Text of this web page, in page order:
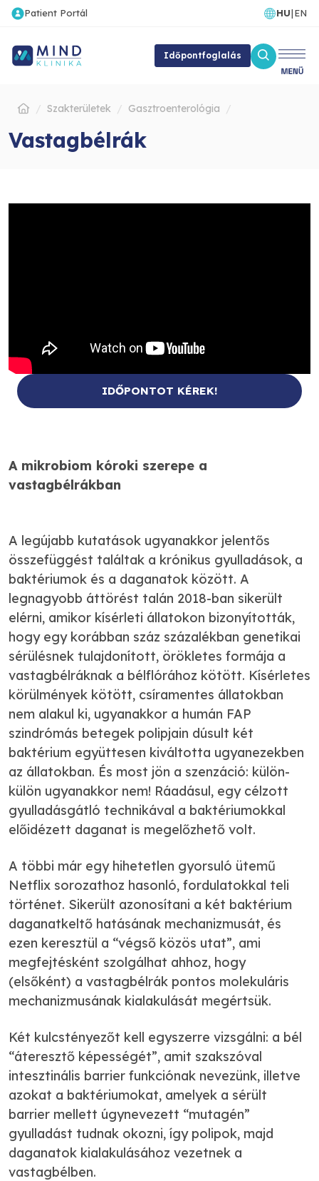
Patient Portál HU|EN
Időpontfoglalás
Szakterületek Gasztroenterológia
Vastagbélrák
IDŐPONTOT KÉREK!
A mikrobiom kóroki szerepe a
vastagbélrákban
A legújabb kutatások ugyanakkor jelentős
összefüggést találtak a krónikus gyulladások, a
baktériumok és a daganatok között. A
legnagyobb áttörést talán 2018-ban sikerült
elérni, amikor kísérleti állatokon bizonyították,
hogy egy korábban száz százalékban genetikai
sérülésnek tulajdonított, örökletes formája a
vastagbélráknak a bélflórához kötött. Kísérletes
körülmények kötött, csíramentes állatokban
nem alakul ki, ugyanakkor a humán FAP
szindrómás betegek polipjain dúsult két
baktérium együttesen kiváltotta ugyanezekben
az állatokban. És most jön a szenzáció: külön-
külön ugyanakkor nem! Ráadásul, egy célzott
gyulladásgátló technikával a baktériumokkal
előidézett daganat is megelőzhető volt.
A többi már egy hihetetlen gyorsuló ütemű
Netflix sorozathoz hasonló, fordulatokkal teli
történet. Sikerült azonosítani a két baktérium
daganatkeltő hatásának mechanizmusát, és
ezen keresztül a “végső közös utat”, ami
megfejtésk​é​nt szolgálhat ahhoz, hogy
(elsőként) a vastagbélrák pontos molekuláris
mechanizmusának kialakulását megértsük.
Két kulcstényezőt kell egyszerre vizsgálni: a bél
“áteresztő képességét”, amit szakszóval
intesztinális barrier funkciónak nevezünk, illetve
azokat a baktériumokat, amelyek a sérült
barrier mellett úgynevezett “mutagén”
gyulladást tud​nak​ okozni, így polipok, majd
daganatok kialakulásához vezetnek a
vastagbélben.